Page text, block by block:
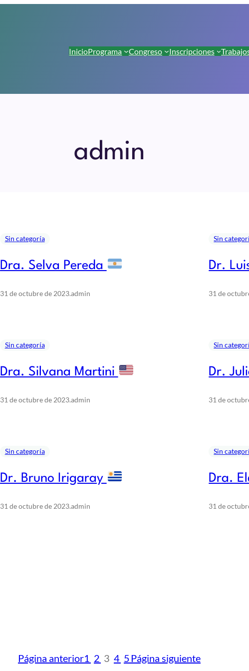
InicioPrograma Congreso Inscripciones
admin
Sin categoría
Dra. Selva Pereda
31 de octubre de 2023.admin
Sin
Dr.
31 de
Sin categoría
Dra. Silvana Martini
31 de octubre de 2023.admin
Sin
Dr.
31 de
Sin categoría
Dr. Bruno Irigaray
31 de octubre de 2023.admin
Sin
Dra.
31 de
Página anterior1 2 3 4 5 Página siguiente